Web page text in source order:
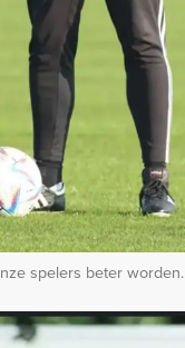
spelers beter worden.